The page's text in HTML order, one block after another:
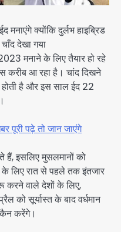
क्योंकि दुर्लभ हाइब्रिड
देखा गया
मनाने के लिए तैयार हो रहे
करीब आ रहा है। चांद दिखने
है और इस साल ईद 22
पूरी पढ़े तो जान जाएंगे
हैं, इसलिए मुसलमानों को
के लिए रात से पहले तक इंतजार
करने वाले देशों के लिए,
को सूर्यास्त के बाद वर्धमान
करेंगे।